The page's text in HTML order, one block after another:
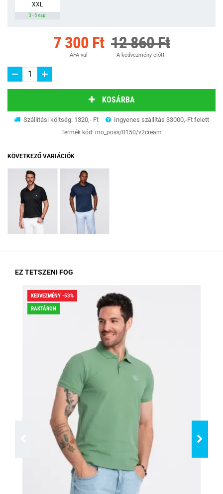
XXL
3 - 5 nap
7 300 Ft
ÁFA-val
12 860 Ft
A kedvezmény előtt
KOSÁRBA
Szállítási költség: 1320,- Ft Ingyenes szállítás 33000,-Ft felett
Termék kód: mo_poss/0150/v2cream
KÖVETKEZŐ VARIÁCIÓK
EZ TETSZENI FOG
KEDVEZMÉNY -53%
RAKTÁRON